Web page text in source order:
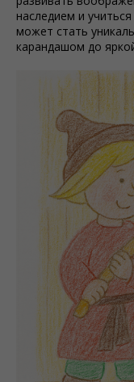
наследием и
может стать
карандашом до